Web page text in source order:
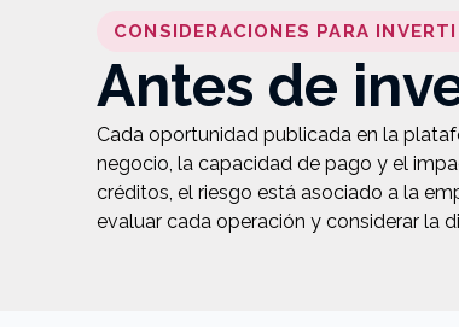
CONSIDERACIONES PARA
Antes de
Cada oportunidad publicada en la
negocio, la capacidad de pago y el
créditos, el riesgo está asociado a la
evaluar cada operación y considerar la